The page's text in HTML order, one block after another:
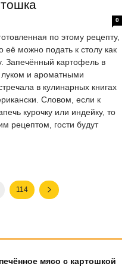
0
по этому рецепту,
её можно подать к столу как
Запечённый картофель в
и ароматными
в кулинарных книгах
Словом, если к
курочку или индейку, то
рецептом, гости будут
114
мясо с картошкой